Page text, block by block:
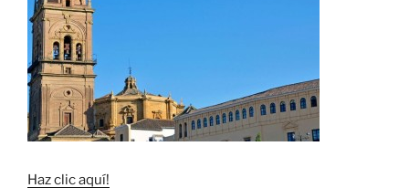
Haz clic aquí!